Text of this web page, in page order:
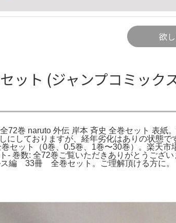
欲
ット (ジャンプコミック
巻 naruto 外伝 岸本 斉史 全巻セット 表紙
しておりますが、経年劣化はありの状態で
セット（0巻、0.5巻、1巻〜30巻）。楽天市
- 巻数: 全72巻ご覧いただきありがとうござ
編 33冊 全巻セット。ご理解頂ける方に。